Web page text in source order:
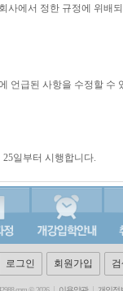
사에서 정한 규정에 위배
언급된 사항을 수정할 수
25일부터 시행합니다.
로그인 회원가입 검